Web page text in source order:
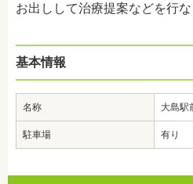
お出しして治療提案などを行な
基本情報
名称 大島駅
駐車場 有り